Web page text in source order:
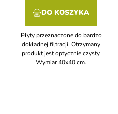
DO KOSZYKA
Płyty przeznaczone do bardzo
dokładnej filtracji. Otrzymany
produkt jest optycznie czysty.
Wymiar 40x40 cm.